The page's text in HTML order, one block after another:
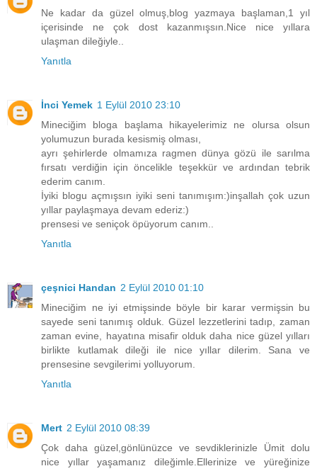
Ne kadar da güzel olmuş,blog yazmaya başlaman,1 yıl
içerisinde ne çok dost kazanmışsın.Nice nice yıllara
ulaşman dileğiyle..
Yanıtla
İnci Yemek 1 Eylül 2010 23:10
Mineciğim bloga başlama hikayelerimiz ne olursa olsun
yolumuzun burada kesismiş olması,
ayrı şehirlerde olmamıza ragmen dünya gözü ile sarılma
fırsatı verdiğin için öncelikle teşekkür ve ardından tebrik
ederim canım.
İyiki blogu açmışsın iyiki seni tanımışım:)inşallah çok uzun
yıllar paylaşmaya devam ederiz:)
prensesi ve seniçok öpüyorum canım..
Yanıtla
çeşnici Handan 2 Eylül 2010 01:10
Mineciğim ne iyi etmişsinde böyle bir karar vermişsin bu
sayede seni tanımış olduk. Güzel lezzetlerini tadıp, zaman
zaman evine, hayatına misafir olduk daha nice güzel yılları
birlikte kutlamak dileği ile nice yıllar dilerim. Sana ve
prensesine sevgilerimi yolluyorum.
Yanıtla
Mert 2 Eylül 2010 08:39
Çok daha güzel,gönlünüzce ve sevdiklerinizle Ümit dolu
nice yıllar yaşamanız dileğimle.Ellerinize ve yüreğinize